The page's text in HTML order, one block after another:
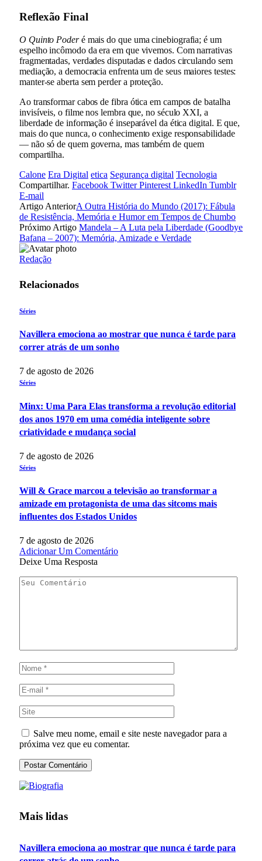
Reflexão Final
O Quinto Poderé mais do que uma cinebiografia; é um
espelho incômodo da era em que vivemos. Com narrativas
fragmentadas, verdades disputadas e dados circulando sem
mediação, a democracia enfrenta um de seus maiores testes:
manter-se aberta sem perder a proteção.
Ao transformar cabos de fibra ótica em campos de batalha
invisíveis, o filme nos lembra que, no século XXI, a
liberdade de informação é inseparável da ética digital. E que,
mais do que nunca, o conhecimento exige responsabilidade
— não só de quem governa, mas também de quem
compartilha.
Calone Era Digital etica Segurança digital Tecnologia
Compartilhar. Facebook Twitter Pinterest LinkedIn Tumblr
E-mail
Artigo AnteriorA Outra História do Mundo (2017): Fábula
de Resistência, Memória e Humor em Tempos de Chumbo
Próximo Artigo Mandela – A Luta pela Liberdade (Goodbye
Bafana – 2007): Memória, Amizade e Verdade
Redação
Relacionados
Séries
Navillera emociona ao mostrar que nunca é tarde para
correr atrás de um sonho
7 de agosto de 2026
Séries
Minx: Uma Para Elas transforma a revolução editorial
dos anos 1970 em uma comédia inteligente sobre
criatividade e mudança social
7 de agosto de 2026
Séries
Will & Grace marcou a televisão ao transformar a
amizade em protagonista de uma das sitcoms mais
influentes dos Estados Unidos
7 de agosto de 2026
Adicionar Um Comentário
Deixe Uma Resposta
Salve meu nome, email e site neste navegador para a
próxima vez que eu comentar.
Mais lidas
Navillera emociona ao mostrar que nunca é tarde para